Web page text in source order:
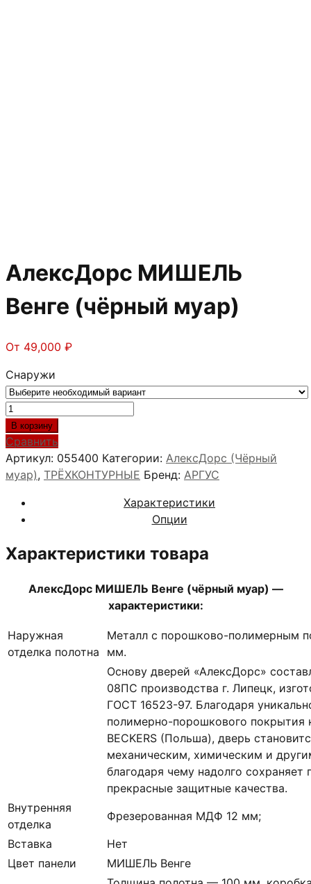
АлексДорс МИШЕЛЬ
Венге (чёрный муар)
От 49,000 ₽
Снаружи
Количество
товара
АлексДорс
МИШЕЛЬ
Венге
муар)
В корзину
Сравнить
Артикул: 055400 Категории: АлексДорс (Чёрный
муар), ТРЁХКОНТУРНЫЕ Бренд: АРГУС
Характеристики
Опции
Характеристики товара
АлексДорс МИШЕЛЬ Венге (чёрный муар) —
характеристики:
Наружная
отделка полотна
Металл с порошково-полимерным
мм.
Основу дверей «АлексДорс»
08ПС производства г. Липецк,
ГОСТ 16523-97. Благодаря
полимерно-порошкового покрытия
BECKERS (Польша), дверь
механическим, химическим и
благодаря чему надолго сохраняет
прекрасные защитные качества.
Внутренняя
отделка
Фрезерованная МДФ 12 мм;
Вставка
Нет
Цвет панели
МИШЕЛЬ Венге